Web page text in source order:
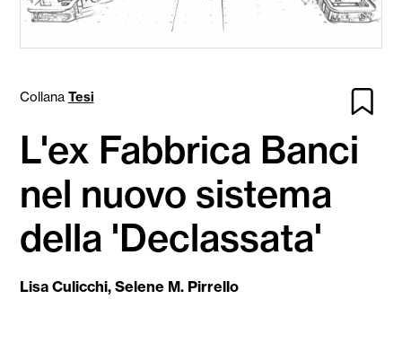
Collana Tesi
L'ex Fabbrica Banci
nel nuovo sistema
della 'Declassata'
Lisa Culicchi,Selene M. Pirrello